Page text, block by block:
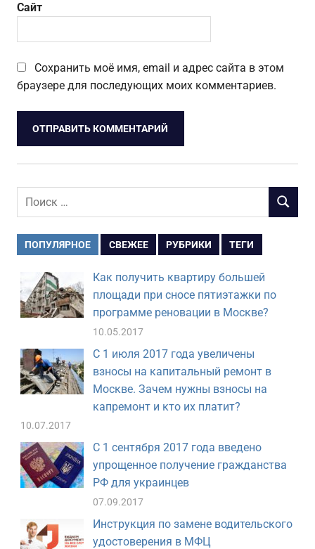
Сайт
Сохранить моё имя, email и адрес сайта в этом
браузере для последующих моих комментариев.
Поиск
ПОИСК
ПОПУЛЯРНОЕ СВЕЖЕЕ РУБРИКИ ТЕГИ
Как получить квартиру большей
площади при сносе пятиэтажки по
программе реновации в Москве?
10.05.2017
С 1 июля 2017 года увеличены
взносы на капитальный ремонт в
Москве. Зачем нужны взносы на
капремонт и кто их платит?
10.07.2017
С 1 сентября 2017 года введено
упрощенное получение гражданства
РФ для украинцев
07.09.2017
Инструкция по замене водительского
удостоверения в МФЦ